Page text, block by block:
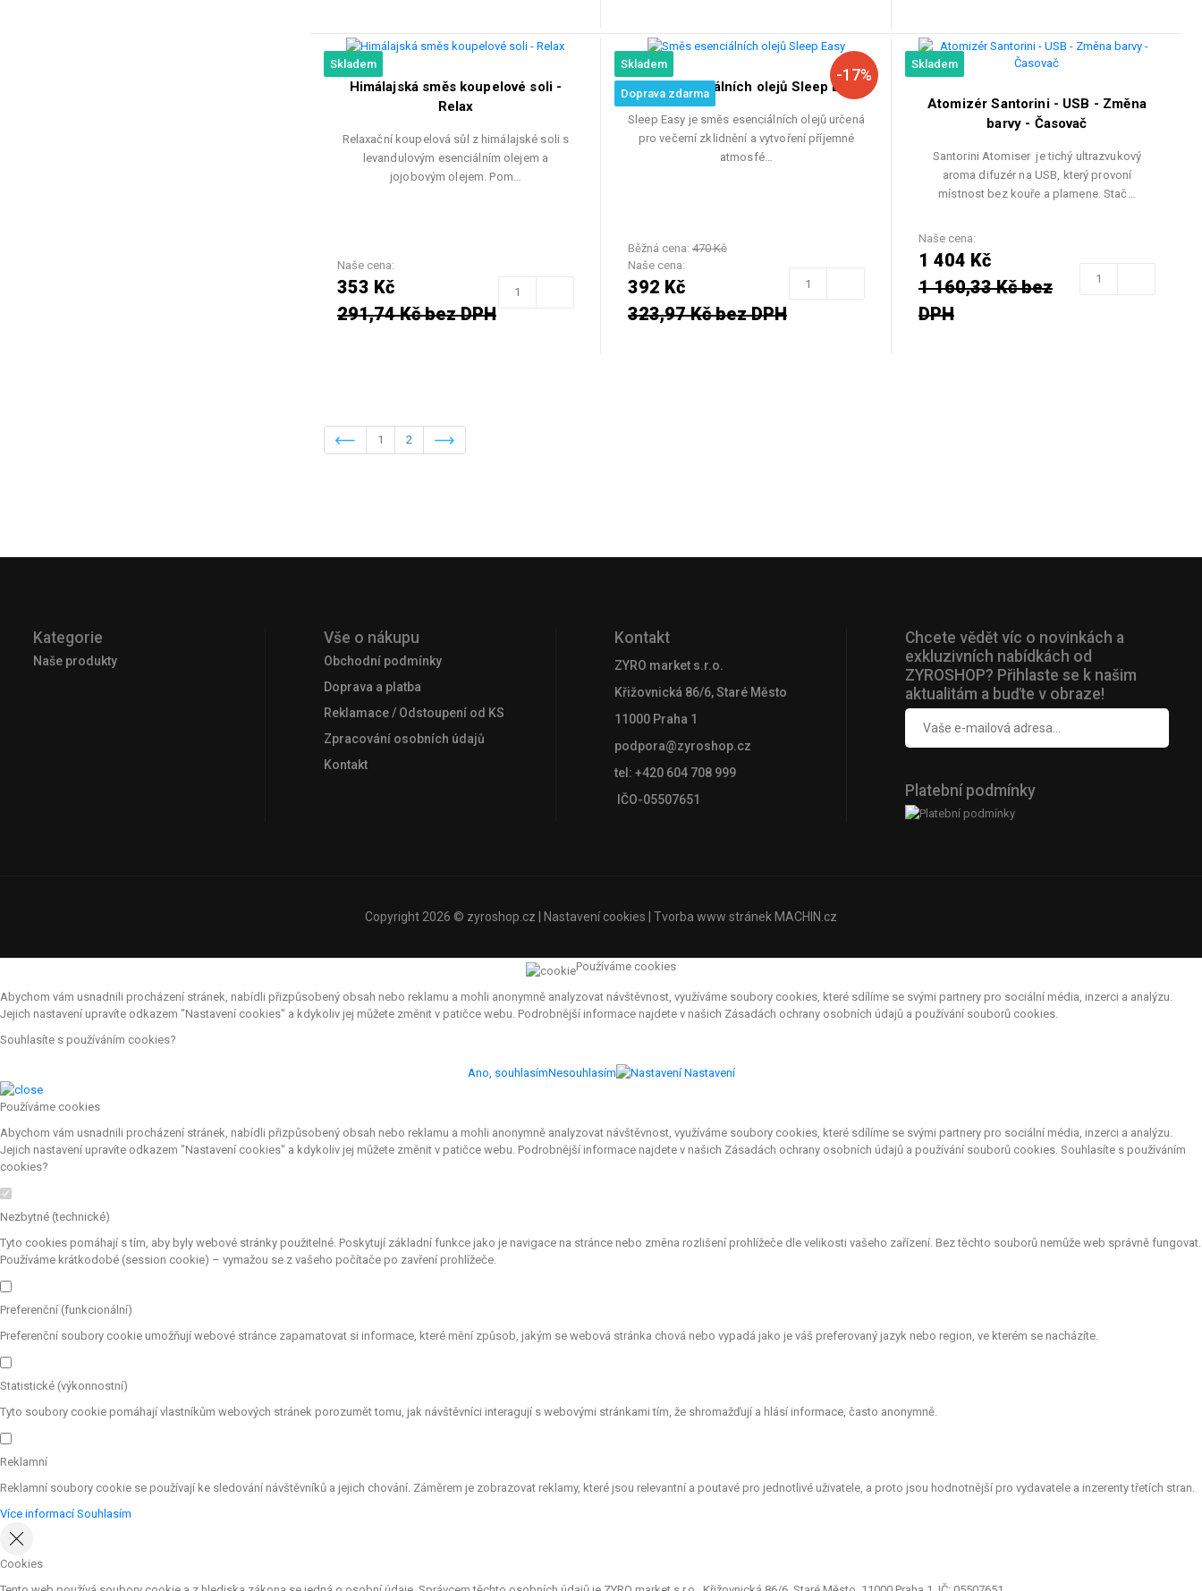
Skladem
Himálajská směs koupelové soli -
Relax
Relaxační koupelová sůl z himálajské soli s
levandulovým esenciálním olejem a
jojobovým olejem. Pom…
Naše cena:
353 Kč
291,74 Kč bez DPH
Skladem
Doprava zdarma
-17%
Směs esenciálních olejů Sleep Easy
Sleep Easy je směs esenciálních olejů určená
pro večerní zklidnění a vytvoření příjemné
atmosfé…
Běžná cena: 470 Kč
Naše cena:
392 Kč
323,97 Kč bez DPH
Skladem
Atomizér Santorini - USB - Změna
barvy - Časovač
Santorini Atomiser je tichý ultrazvukový
aroma difuzér na USB, který provoní
místnost bez kouře a plamene. Stač…
Naše cena:
1 404 Kč
1 160,33 Kč bez
DPH
1 2
Kategorie
Naše produkty
Vše o nákupu
Obchodní podmínky
Doprava a platba
Reklamace / Odstoupení od KS
Zpracování osobních údajů
Kontakt
Kontakt
ZYRO market s.r.o.
Křižovnická 86/6, Staré Město
11000 Praha 1
podpora@zyroshop.cz
tel: +420 604 708 999
IČO-05507651
Chcete vědět víc o novinkách a
exkluzivních nabídkách od
ZYROSHOP? Přihlaste se k našim
aktualitám a buďte v obraze!
Platební podmínky
Copyright 2026 © zyroshop.cz Nastavení cookies | Tvorba www stránek MACHIN.cz
Používáme cookies
Abychom vám usnadnili procházení stránek, nabídli přizpůsobený obsah nebo reklamu a mohli anonymně analyzovat návštěvnost, využíváme soubory cookies, které sdílíme se svými partnery pro sociální média, inzerci a analýzu.
Jejich nastavení upravíte odkazem "Nastavení cookies" a kdykoliv jej můžete změnit v patičce webu. Podrobnější informace najdete v našich Zásadách ochrany osobních údajů a používání souborů cookies.
Souhlasíte s používáním cookies?
Ano, souhlasímNesouhlasím Nastavení
Používáme cookies
Abychom vám usnadnili procházení stránek, nabídli přizpůsobený obsah nebo reklamu a mohli anonymně analyzovat návštěvnost, využíváme soubory cookies, které sdílíme se svými partnery pro sociální média, inzerci a analýzu.
Jejich nastavení upravíte odkazem "Nastavení cookies" a kdykoliv jej můžete změnit v patičce webu. Podrobnější informace najdete v našich Zásadách ochrany osobních údajů a používání souborů cookies. Souhlasíte s používáním
cookies?
Nezbytné (technické)
Tyto cookies pomáhají s tím, aby byly webové stránky použitelné. Poskytují základní funkce jako je navigace na stránce nebo změna rozlišení prohlížeče dle velikosti vašeho zařízení. Bez těchto souborů nemůže web správně fungovat.
Používáme krátkodobé (session cookie) – vymažou se z vašeho počítače po zavření prohlížeče.
Preferenční (funkcionální)
Preferenční soubory cookie umožňují webové stránce zapamatovat si informace, které mění způsob, jakým se webová stránka chová nebo vypadá jako je váš preferovaný jazyk nebo region, ve kterém se nacházíte.
Statistické (výkonnostní)
Tyto soubory cookie pomáhají vlastníkům webových stránek porozumět tomu, jak návštěvníci interagují s webovými stránkami tím, že shromažďují a hlásí informace, často anonymně.
Reklamní
Reklamní soubory cookie se používají ke sledování návštěvníků a jejich chování. Záměrem je zobrazovat reklamy, které jsou relevantní a poutavé pro jednotlivé uživatele, a proto jsou hodnotnější pro vydavatele a inzerenty třetích stran.
Více informací Souhlasím
Cookies